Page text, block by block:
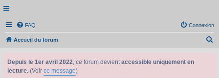
FAQ Connexion
Accueil du forum
Depuis le 1er avril 2022, ce forum devientaccessible uniquement en
lecture. (Voir ce message)